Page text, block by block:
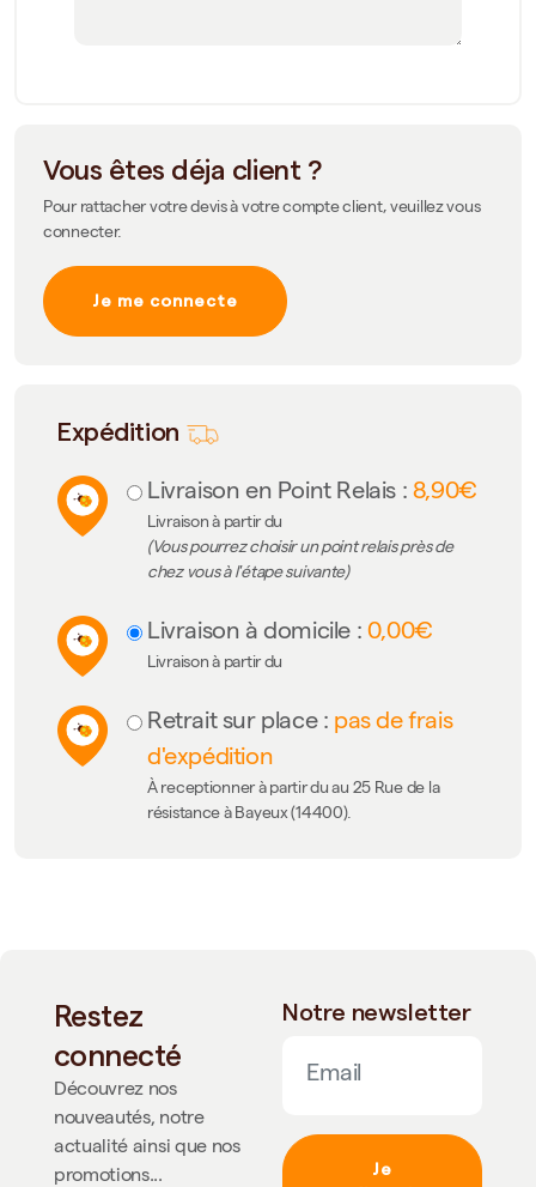
Vous êtes déja client ?
Pour rattacher votre devis à votre compte client, veuillez vous
connecter.
Je me connecte
Expédition
Livraison en Point Relais : 8,90€
Livraison à partir du
(Vous pourrez choisir un point relais près de
chez vous à l'étape suivante)
Livraison à domicile : 0,00€
Livraison à partir du
Retrait sur place : pas de frais
d'expédition
À receptionner à partir du au 25 Rue de la
résistance à Bayeux (14400).
Restez
connecté
Découvrez nos
nouveautés, notre
actualité ainsi que nos
promotions...
Notre newsletter
Je